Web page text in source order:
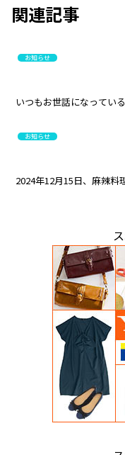
関連記事
お知らせ
いつもお世話になってい
お知らせ
2024年12月15日、麻辣料